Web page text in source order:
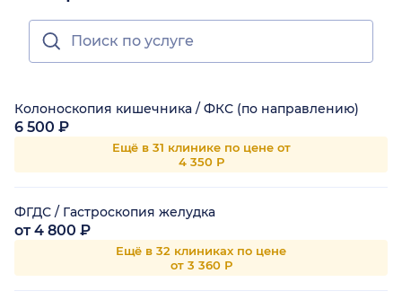
Колоноскопия кишечника / ФКС (по направлению)
6 500 ₽
Ещё в 31 клинике по цене от
4 350 Р
ФГДС / Гастроскопия желудка
от 4 800 ₽
Ещё в 32 клиниках по цене
от 3 360 Р